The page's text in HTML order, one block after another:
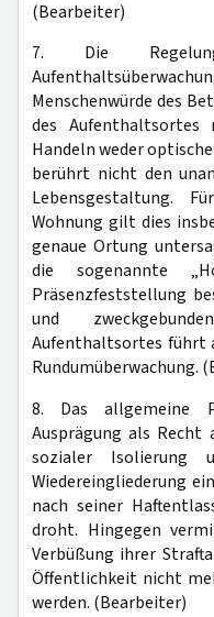
(Bearbeiter)
7. Die
Menschenwürde des
des Aufenthaltsortes
Handeln weder
berührt nicht den
Lebensgestaltung.
Wohnung gilt dies
genaue Ortung
die sogenannte
Präsenzfeststellung
und
Aufenthaltsortes führt
Rundumüberwachung.
8. Das allgemeine
Ausprägung als Recht
sozialer Isolierung
Wiedereingliederung
nach seiner
droht. Hingegen
Verbüßung ihrer
Öffentlichkeit nicht
werden. (Bearbeiter)